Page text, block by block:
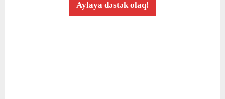
Aylaya dəstək olaq!